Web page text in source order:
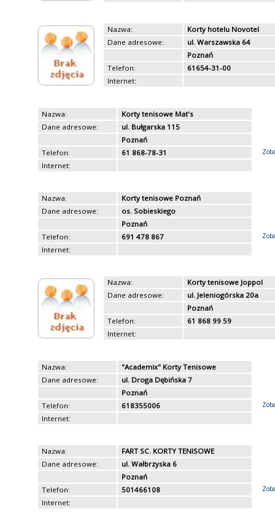
Nazwa:
Korty hotelu Novotel
Dane adresowe:
ul. Warszawska 64
Poznań
Telefon:
61654-31-00
Internet:
Nazwa:
Korty tenisowe Mat's
Dane adresowe:
ul. Bułgarska 115
Poznań
Telefon:
61 868-78-31
Internet:
Nazwa:
Korty tenisowe Poznań
Dane adresowe:
os. Sobieskiego
Poznań
Telefon:
691 478 867
Internet:
Nazwa:
Korty tenisowe Joppol
Dane adresowe:
ul. Jeleniogórska 20a
Poznań
Telefon:
61 868 99 59
Internet:
Nazwa:
"Academix" Korty Tenisowe
Dane adresowe:
ul. Droga Dębińska 7
Poznań
Telefon:
618355006
Internet:
Nazwa:
FART SC. KORTY TENISOWE
Dane adresowe:
ul. Wałbrzyska 6
Poznań
Telefon:
501466108
Internet: